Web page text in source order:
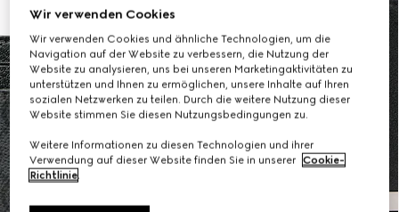
Wir verwenden Cookies
Wir verwenden Cookies und ähnliche Technologien, um die
Navigation auf der Website zu verbessern, die Nutzung der
Website zu analysieren, uns bei unseren Marketingaktivitäten zu
unterstützen und Ihnen zu ermöglichen, unsere Inhalte auf Ihren
sozialen Netzwerken zu teilen. Durch die weitere Nutzung dieser
Website stimmen Sie diesen Nutzungsbedingungen zu.
Weitere Informationen zu diesen Technologien und ihrer
Verwendung auf dieser Website finden Sie in unserer Cookie-
Richtlinie.